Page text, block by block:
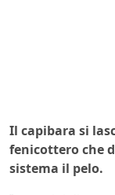
Il capibara si
fenicottero che
sistema il pelo.